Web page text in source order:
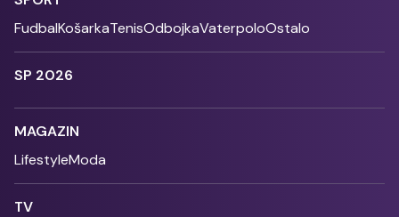
FudbalKošarkaTenisOdbojkaVaterpoloOstalo
SP 2026
MAGAZIN
LifestyleModa
TV